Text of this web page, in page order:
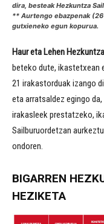
dira, besteak Hezkuntza
** Aurtengo ebazpenak
gutxieneko egun kopurua.
Haur eta Lehen
beteko dute, ikastetxean
21 irakastorduak izango
eta arratsaldez egingo
irakasleek prestatzeko,
Sailburuordetzan
ondoren.
BIGARREN
HEZIKETA